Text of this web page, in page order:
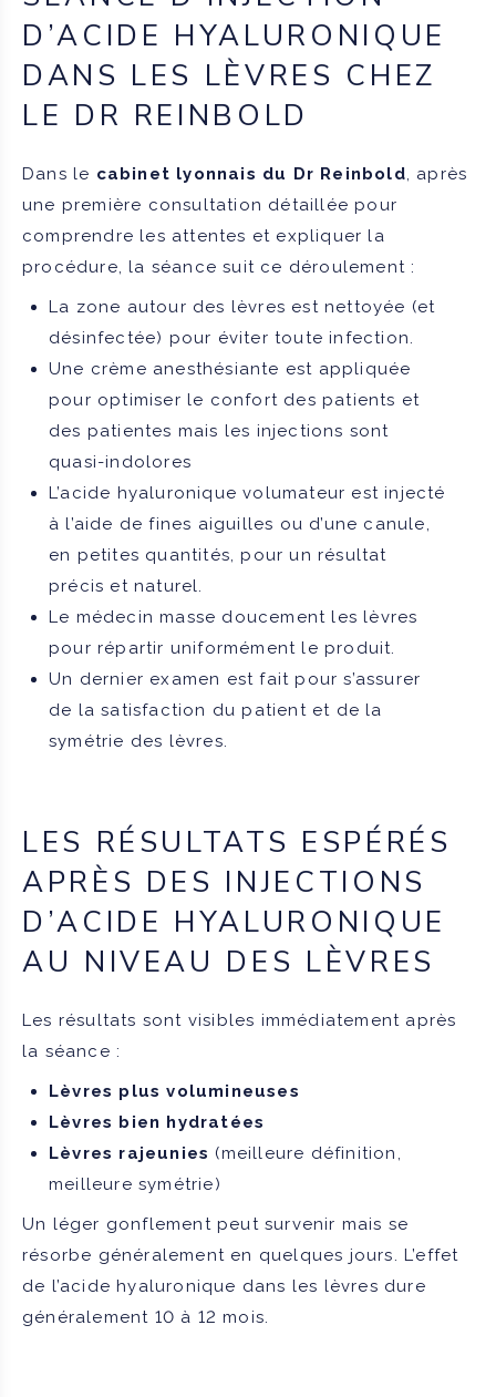
D’ACIDE HYALURONIQUE
DANS LES LÈVRES CHEZ
LE DR REINBOLD
Dans le cabinet lyonnais du Dr Reinbold, après
une première consultation détaillée pour
comprendre les attentes et expliquer la
procédure, la séance suit ce déroulement :
La zone autour des lèvres est nettoyée (et
désinfectée) pour éviter toute infection.
Une crème anesthésiante est appliquée
pour optimiser le confort des patients et
des patientes mais les injections sont
quasi-indolores
L’acide hyaluronique volumateur est injecté
à l’aide de fines aiguilles ou d’une canule,
en petites quantités, pour un résultat
précis et naturel.
Le médecin masse doucement les lèvres
pour répartir uniformément le produit.
Un dernier examen est fait pour s’assurer
de la satisfaction du patient et de la
symétrie des lèvres.
LES RÉSULTATS ESPÉRÉS
APRÈS DES INJECTIONS
D’ACIDE HYALURONIQUE
AU NIVEAU DES LÈVRES
Les résultats sont visibles immédiatement après
la séance :
Lèvres plus volumineuses
Lèvres bien hydratées
Lèvres rajeunies (meilleure définition,
meilleure symétrie)
Un léger gonflement peut survenir mais se
résorbe généralement en quelques jours. L’effet
de l’acide hyaluronique dans les lèvres dure
généralement 10 à 12 mois.